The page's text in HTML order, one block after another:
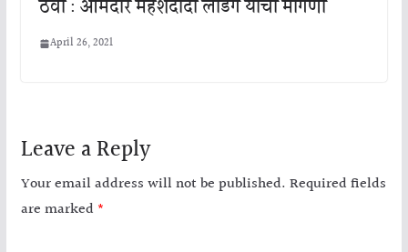
ठेवा : आमदार महेशदादा लांडगे यांची मागणी
April 26, 2021
Leave a Reply
Your email address will not be published. Required fields
are marked *